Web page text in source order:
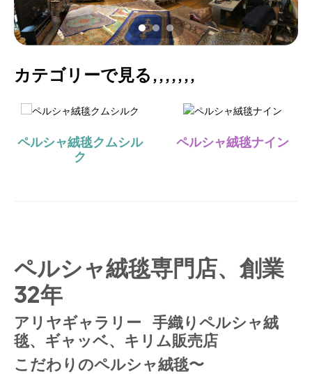
カテゴリーで見る,,,,,,,
ペルシャ絨毯クムシル
ク
ペルシャ絨毯ナイン
ペルシャ絨毯専門店、創業
32年
アリヤギャラリー 手織りペルシャ絨
毯、ギャッベ、キリム販売店
こだわりのペルシャ絨毯〜